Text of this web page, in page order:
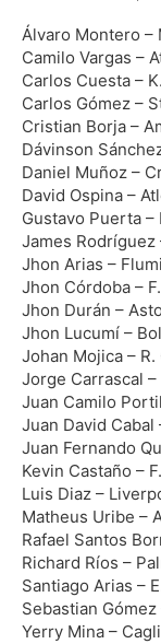
Álvaro Montero –
Camilo Vargas –
Carlos Cuesta –
Carlos Gómez –
Cristian Borja –
Dávinson
Daniel Muñoz –
David Ospina –
Gustavo Puerta –
James Rodríguez
Jhon Arias –
Jhon Córdoba –
Jhon Durán –
Jhon Lucumí –
Johan Mojica – R.
Jorge Carrascal –
Juan Camilo
Juan David Cabal
Juan Fernando
Kevin Castaño –
Luis Diaz –
Matheus Uribe –
Rafael Santos
Richard Ríos –
Santiago Arias –
Sebastian Gómez
Yerry Mina –